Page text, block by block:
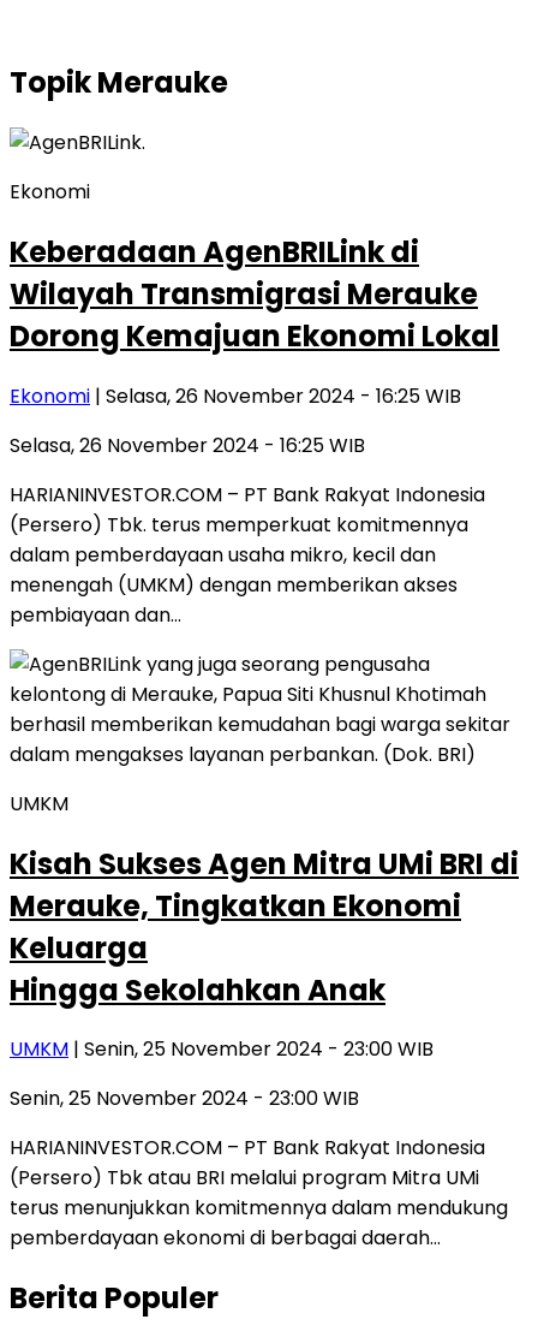
TopikMerauke
Ekonomi
Keberadaan AgenBRILink di
Wilayah Transmigrasi Merauke
Dorong Kemajuan Ekonomi Lokal
Ekonomi | Selasa, 26 November 2024 - 16:25 WIB
Selasa, 26 November 2024 - 16:25 WIB
HARIANINVESTOR.COM – PT Bank Rakyat Indonesia
(Persero) Tbk. terus memperkuat komitmennya
dalam pemberdayaan usaha mikro, kecil dan
menengah (UMKM) dengan memberikan akses
pembiayaan dan…
UMKM
Kisah Sukses Agen Mitra UMi BRI di
Merauke, Tingkatkan Ekonomi
Keluarga
Hingga Sekolahkan Anak
UMKM | Senin, 25 November 2024 - 23:00 WIB
Senin, 25 November 2024 - 23:00 WIB
HARIANINVESTOR.COM – PT Bank Rakyat Indonesia
(Persero) Tbk atau BRI melalui program Mitra UMi
terus menunjukkan komitmennya dalam mendukung
pemberdayaan ekonomi di berbagai daerah…
Berita Populer